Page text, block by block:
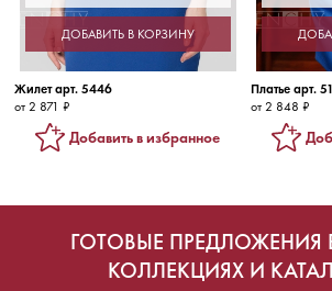
ДОБАВИТЬ В КОРЗИНУ
Жилет арт. 5446
от 2 871 ₽
Добавить в избранное
Платье арт.
от 2 848 ₽
ГОТОВЫЕ
КОЛЛЕКЦИЯХ И